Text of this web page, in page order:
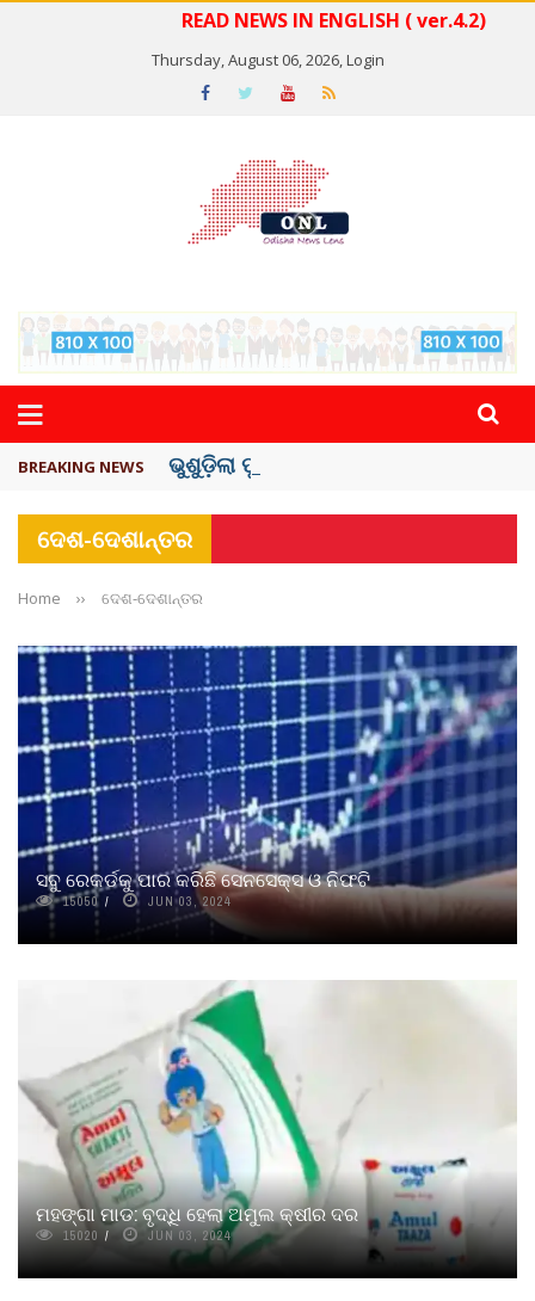
READ NEWS IN ENGLISH ( ver.4.2)
Thursday, August 06, 2026,Login
BREAKING NEWS ଭୁଶୁଡ଼ିଲା ପୁରୁଣା କୋଠା, ୬ ମୃତ
ଦେଶ-ଦେଶାନ୍ତର
Home ›› ଦେଶ-ଦେଶାନ୍ତର
ସବୁ ରେକର୍ଡକୁ ପାର କରିଛି ସେନସେକ୍ସ ଓ ନିଫଟି
15050 JUN 03, 2024
ମହଙ୍ଗା ମାଡ: ବୃଦ୍ଧି ହେଲା ଅମୁଲ କ୍ଷୀର ଦର
15020 JUN 03, 2024